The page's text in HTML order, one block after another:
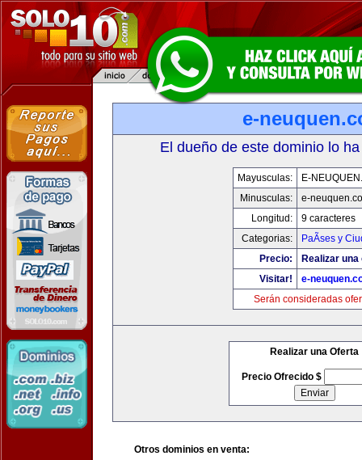
e-
El dueño de este dominio lo
Mayusculas:
E-
Minusculas:
e-
Longitud:
9 caracteres
Categorias:
PaÃ­ses y
Precio:
Realizar
Visitar!
e-
Serán consideradas
Realizar una Oferta
Precio Ofrecido $
Otros dominios en venta: